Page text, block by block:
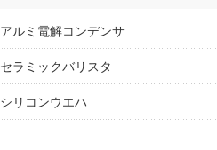
アルミ電解コンデンサ
セラミックバリスタ
シリコンウエハ